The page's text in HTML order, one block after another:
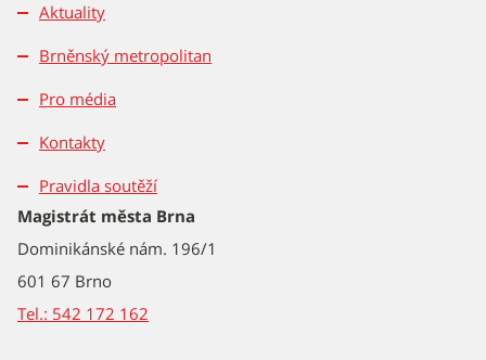
Aktuality
Brněnský metropolitan
Pro média
Kontakty
Pravidla soutěží
Magistrát města Brna
Dominikánské nám. 196/1
601 67 Brno
Tel.: 542 172 162